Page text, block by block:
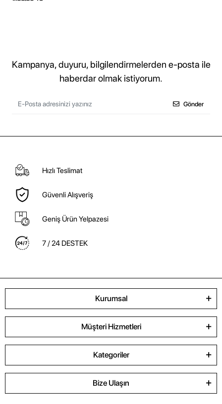
Kampanya, duyuru, bilgilendirmelerden e-posta ile
haberdar olmak istiyorum.
Gönder
Hızlı Teslimat
Güvenli Alışveriş
Geniş Ürün Yelpazesi
7 / 24 DESTEK
Kurumsal
Müşteri Hizmetleri
Kategoriler
Bize Ulaşın